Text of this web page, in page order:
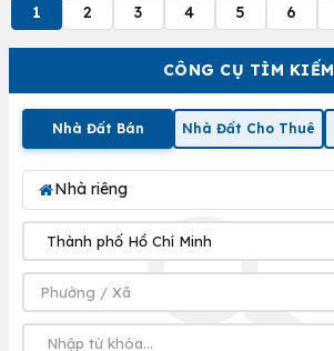
CÔNG CỤ TÌM KIẾM
Nhà Đất Bán Nhà Đất Cho Thuê
Nhà riêng
1 2 3 4 5 6